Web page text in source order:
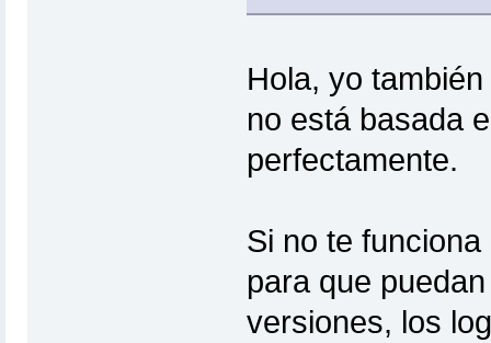
Hola, yo
no está basada
perfectamente.
Si no te
para que
versiones, los